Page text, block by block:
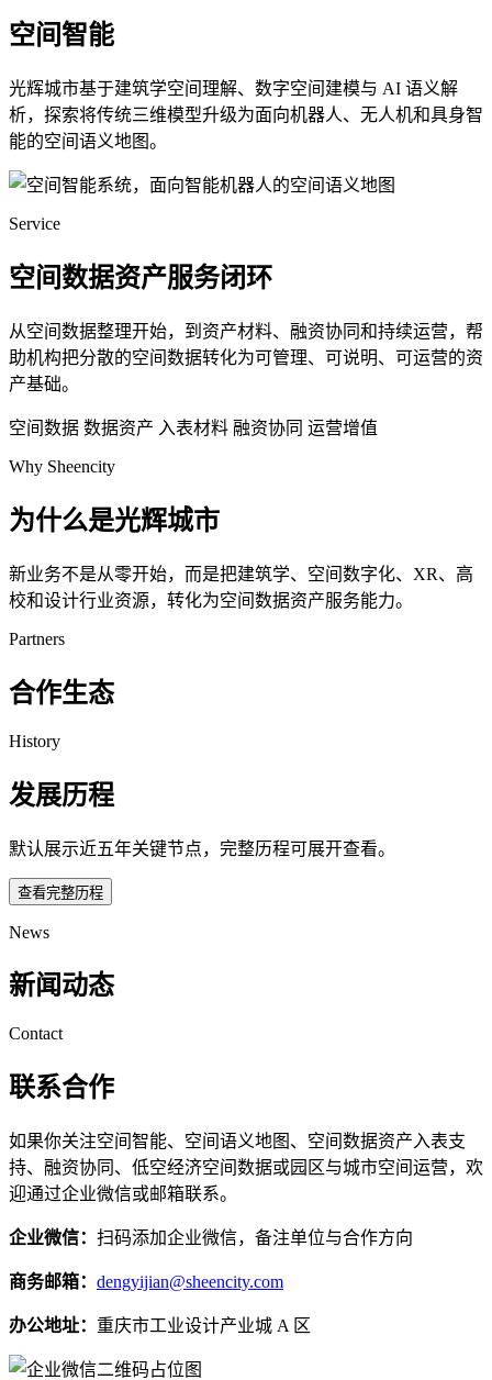
空间智能
光辉城市基于建筑学空间理解、数字空间建模与 AI 语义解
析，探索将传统三维模型升级为面向机器人、无人机和具身智
能的空间语义地图。
Service
空间数据资产服务闭环
从空间数据整理开始，到资产材料、融资协同和持续运营，帮
助机构把分散的空间数据转化为可管理、可说明、可运营的资
产基础。
空间数据 数据资产 入表材料 融资协同 运营增值
Why Sheencity
为什么是光辉城市
新业务不是从零开始，而是把建筑学、空间数字化、XR、高
校和设计行业资源，转化为空间数据资产服务能力。
Partners
合作生态
History
发展历程
默认展示近五年关键节点，完整历程可展开查看。
查看完整历程
News
新闻动态
Contact
联系合作
如果你关注空间智能、空间语义地图、空间数据资产入表支
持、融资协同、低空经济空间数据或园区与城市空间运营，欢
迎通过企业微信或邮箱联系。
企业微信： 扫码添加企业微信，备注单位与合作方向
商务邮箱： dengyijian@sheencity.com
办公地址： 重庆市工业设计产业城 A 区